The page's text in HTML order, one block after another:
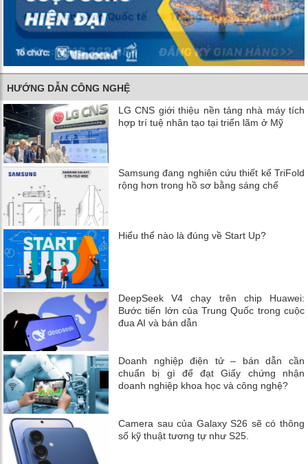
HƯỚNG DẪN CÔNG NGHỆ
LG CNS giới thiệu nền tảng nhà máy tích
hợp trí tuệ nhân tạo tại triển lãm ở Mỹ
Samsung đang nghiên cứu thiết kế TriFold
rộng hơn trong hồ sơ bằng sáng chế
Hiểu thể nào là đúng về Start Up?
DeepSeek V4 chạy trên chip Huawei:
Bước tiến lớn của Trung Quốc trong cuộc
đua AI và bán dẫn
Doanh nghiệp điện tử – bán dẫn cần
chuẩn bị gì để đạt Giấy chứng nhận
doanh nghiệp khoa học và công nghệ?
Camera sau của Galaxy S26 sẽ có thông
số kỹ thuật tương tự như S25.